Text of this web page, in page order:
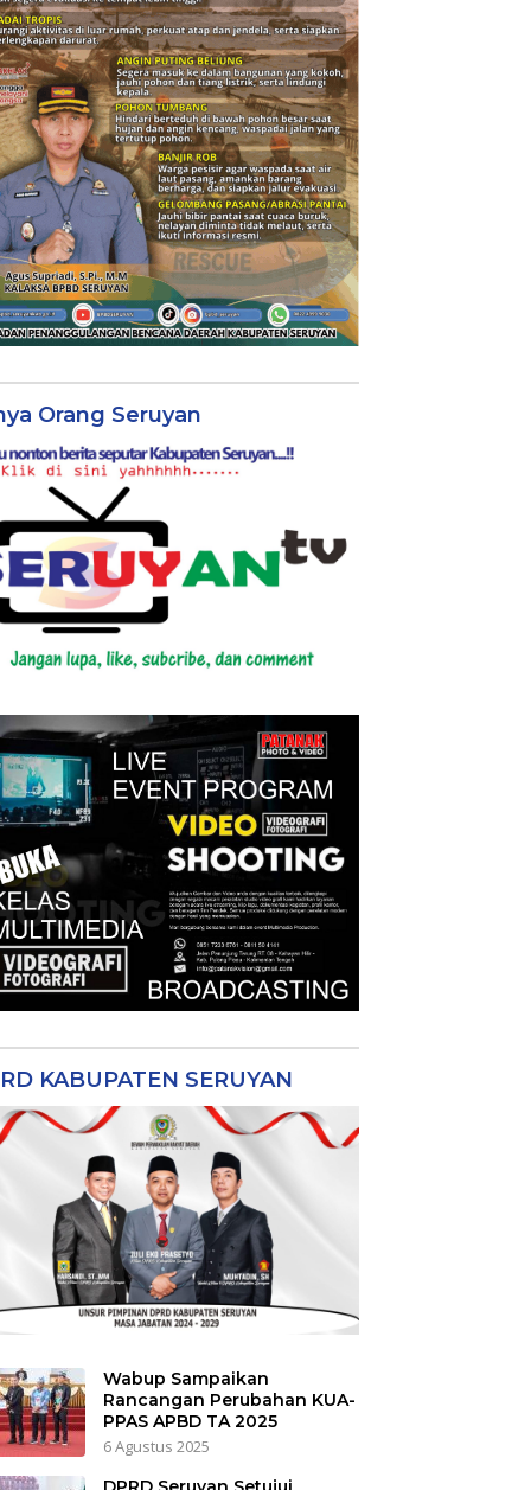
Orang Seruyan
KABUPATEN SERUYAN
Wabup Sampaikan
Rancangan Perubahan KUA-
PPAS APBD TA 2025
6 Agustus 2025